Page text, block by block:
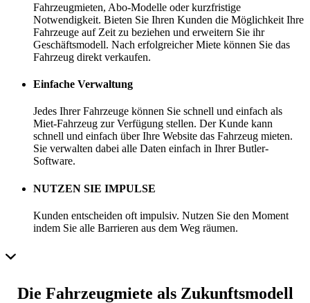
Fahrzeugmieten, Abo-Modelle oder kurzfristige
Notwendigkeit. Bieten Sie Ihren Kunden die Möglichkeit Ihre
Fahrzeuge auf Zeit zu beziehen und erweitern Sie ihr
Geschäftsmodell. Nach erfolgreicher Miete können Sie das
Fahrzeug direkt verkaufen.
Einfache Verwaltung
Jedes Ihrer Fahrzeuge können Sie schnell und einfach als
Miet-Fahrzeug zur Verfügung stellen. Der Kunde kann
schnell und einfach über Ihre Website das Fahrzeug mieten.
Sie verwalten dabei alle Daten einfach in Ihrer Butler-
Software.
NUTZEN SIE IMPULSE
Kunden entscheiden oft impulsiv. Nutzen Sie den Moment
indem Sie alle Barrieren aus dem Weg räumen.
Die Fahrzeugmiete als Zukunftsmodell